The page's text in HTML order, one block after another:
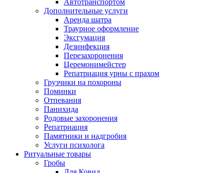
Автотранспортом
Дополнительные услуги
Аренда шатра
Траурное оформление
Эксгумация
Дезинфекция
Перезахоронения
Церемонимейстер
Репатриация урны с прахом
Грузчики на похороны
Поминки
Отпевания
Панихида
Родовые захоронения
Репатриация
Памятники и надгробия
Услуги психолога
Ритуальные товары
Гробы